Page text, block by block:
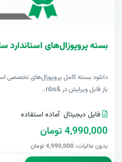
بسته پروپوزال‌های استاندارد
دانلود بسته کامل پروپوزال‌های تخصصی
باز قابل ویرایش در &nbs..
فایل دیجیتال آماده استفاده
4,990,000 تومان
بدون مالیات: 4,990,000 تومان